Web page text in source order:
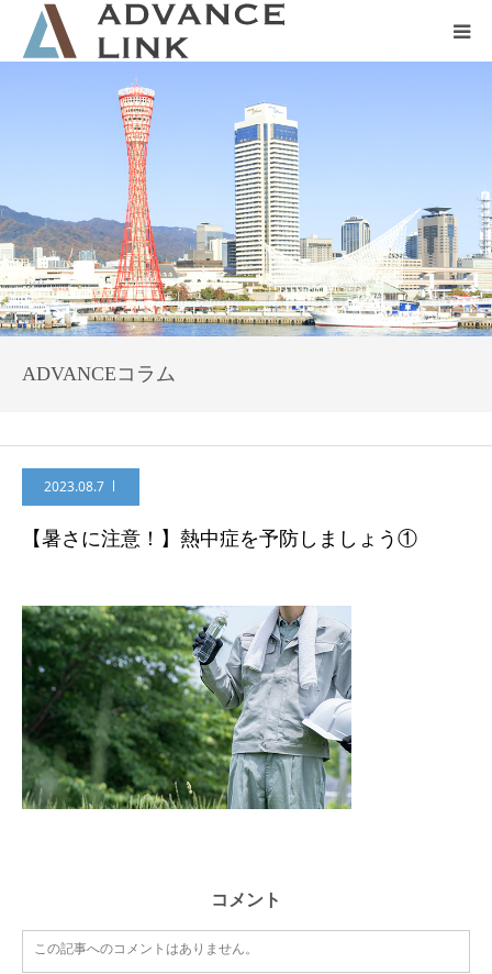
ADVANCEコラム
2023.08.7
【暑さに注意！】熱中症を予防しましょう①
コメント
この記事へのコメントはありません。
会社概要
ネット保険
事業保険